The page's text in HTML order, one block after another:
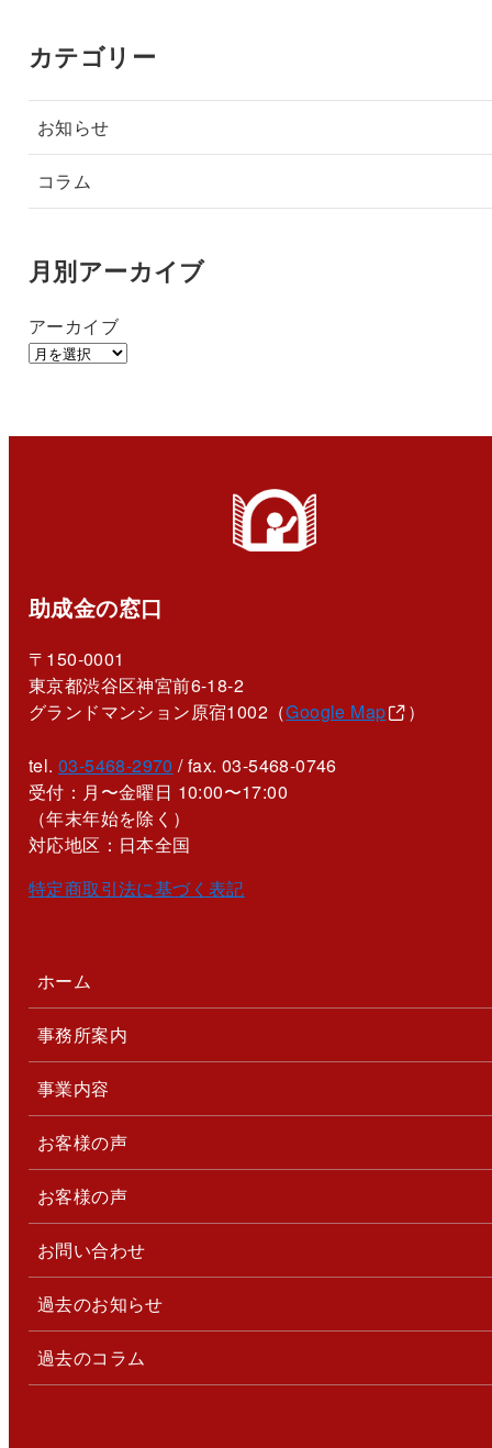
カテゴリー
お知らせ
コラム
月別アーカイブ
アーカイブ
助成金の窓口
〒150-0001
東京都渋谷区神宮前6-18-2
グランドマンション原宿1002（Google Map ）
tel. 03-5468-2970 / fax. 03-5468-0746
受付：月〜金曜日 10:00〜17:00
（年末年始を除く）
対応地区：日本全国
特定商取引法に基づく表記
ホーム
事務所案内
事業内容
お客様の声
お客様の声
お問い合わせ
過去のお知らせ
過去のコラム